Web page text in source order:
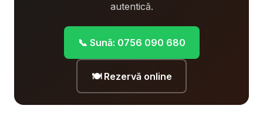
autentică.
📞 Sună: 0756 090 680
🍽️ Rezervă online